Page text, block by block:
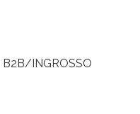
B2B/INGROSSO